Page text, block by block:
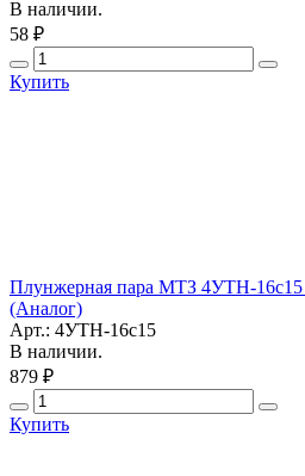
В наличии.
58 ₽
Купить
Плунжерная пара МТЗ 4УТН-
(Аналог)
Арт.: 4УТН-16с15
В наличии.
879 ₽
Купить